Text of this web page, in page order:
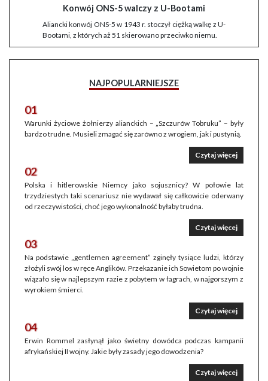
Konwój ONS-5 walczy z U-Bootami
Aliancki konwój ONS-5 w 1943 r. stoczył ciężką walkę z U-
Bootami, z których aż 51 skierowano przeciwko niemu.
NAJPOPULARNIEJSZE
01
Warunki życiowe żołnierzy alianckich – „Szczurów Tobruku” – były
bardzo trudne. Musieli zmagać się zarówno z wrogiem, jak i pustynią.
Czytaj więcej
02
Polska i hitlerowskie Niemcy jako sojusznicy? W połowie lat
trzydziestych taki scenariusz nie wydawał się całkowicie oderwany
od rzeczywistości, choć jego wykonalność byłaby trudna.
Czytaj więcej
03
Na podstawie „gentlemen agreement” zginęły tysiące ludzi, którzy
złożyli swój los w ręce Anglików. Przekazanie ich Sowietom po wojnie
wiązało się w najlepszym razie z pobytem w łagrach, w najgorszym z
wyrokiem śmierci.
Czytaj więcej
04
Erwin Rommel zasłynął jako świetny dowódca podczas kampanii
afrykańskiej II wojny. Jakie były zasady jego dowodzenia?
Czytaj więcej